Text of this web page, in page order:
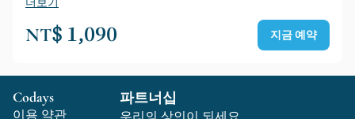
전화로 연락드려 더욱 편리한 시간을 협의하겠습니다.
연락 가능한 상태를 유지해 주시기 바랍니다. 협의된
시간이 적절한 경우, 추가 연락은 드리지 않습니다. 2.
특정 강사를 원하시는 경우, 페이스북 메시지, 공식 라
인 또는 전화로 문의해 주시기 바랍니다. 3. 예약은 신
더보기
NT$ 1,090 지금 예약
Codays
이용 약관
파트너십